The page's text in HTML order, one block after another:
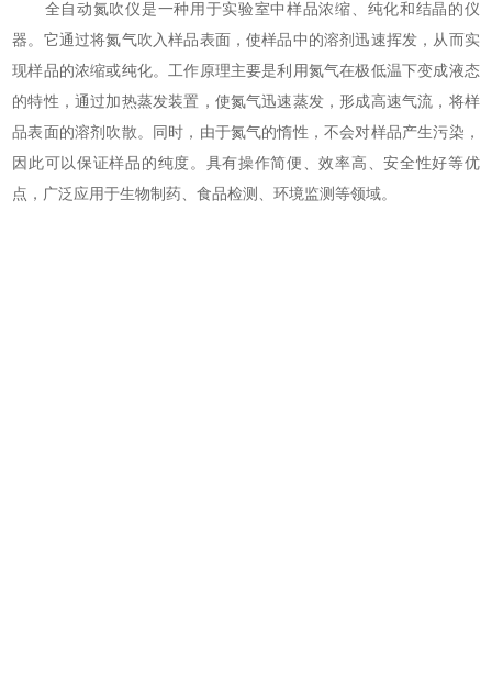
全自动氮吹仪是一种用于实验室中样品浓缩、纯化和结晶的仪
器。它通过将氮气吹入样品表面，使样品中的溶剂迅速挥发，从而实
现样品的浓缩或纯化。工作原理主要是利用氮气在极低温下变成液态
的特性，通过加热蒸发装置，使氮气迅速蒸发，形成高速气流，将样
品表面的溶剂吹散。同时，由于氮气的惰性，不会对样品产生污染，
因此可以保证样品的纯度。具有操作简便、效率高、安全性好等优
点，广泛应用于生物制药、食品检测、环境监测等领域。